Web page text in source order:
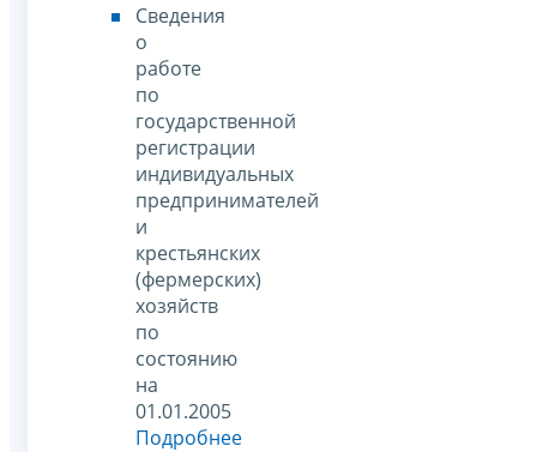
Сведения
о
работе
по
государственной
регистрации
индивидуальных
предпринимателей
и
крестьянских
(фермерских)
хозяйств
по
состоянию
на
01.01.2005
Подробнее